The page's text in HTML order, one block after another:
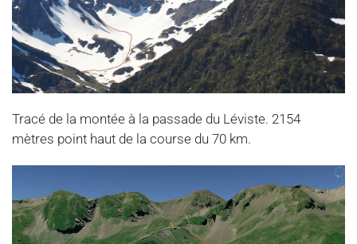
Tracé de la montée à la passade du Léviste. 2154
mètres point haut de la course du 70 km.